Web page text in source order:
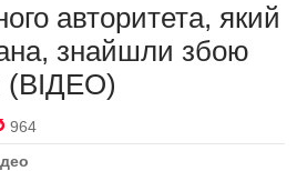
авторитета, який
знайшли збою
(ВІДЕО)
964